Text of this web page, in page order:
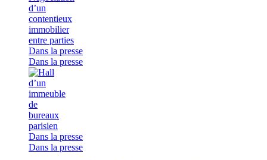
Dans la presse
Dans la presse
Dans la presse
Dans la presse